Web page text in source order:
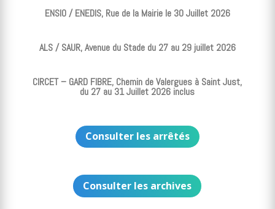
ENSIO / ENEDIS, Rue de la Mairie le 30 Juillet 2026
ALS / SAUR, Avenue du Stade du 27 au 29 juillet 2026
CIRCET – GARD FIBRE, Chemin de Valergues à Saint Just,
du 27 au 31 Juillet 2026 inclus
Consulter les arrêtés
Consulter les archives